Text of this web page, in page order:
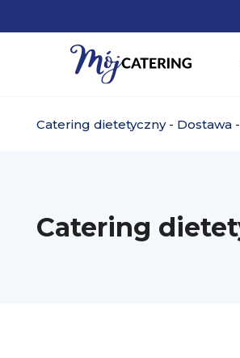
Catering dietetyczny- Dostawa -
Catering